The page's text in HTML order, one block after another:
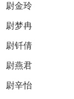
尉金玲
尉梦冉
尉钎倩
尉燕君
尉辛怡